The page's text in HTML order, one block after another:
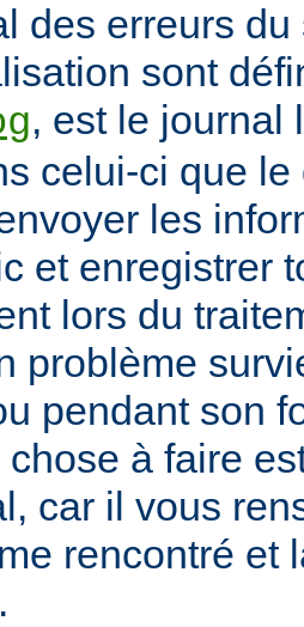
des erreurs
sont
, est le journal
celui-ci que
les
et enregistrer
lors du
problème
pendant son
chose à faire
car il vous
rencontré et